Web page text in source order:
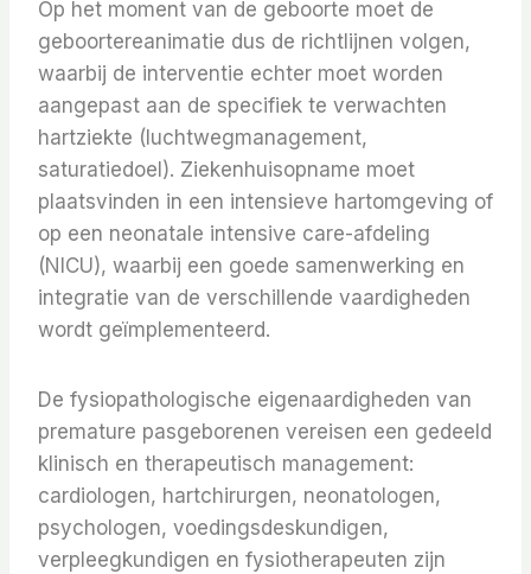
Op het moment van de geboorte moet de
geboortereanimatie dus de richtlijnen volgen,
waarbij de interventie echter moet worden
aangepast aan de specifiek te verwachten
hartziekte (luchtwegmanagement,
saturatiedoel). Ziekenhuisopname moet
plaatsvinden in een intensieve hartomgeving of
op een neonatale intensive care-afdeling
(NICU), waarbij een goede samenwerking en
integratie van de verschillende vaardigheden
wordt geïmplementeerd.
De fysiopathologische eigenaardigheden van
premature pasgeborenen vereisen een gedeeld
klinisch en therapeutisch management:
cardiologen, hartchirurgen, neonatologen,
psychologen, voedingsdeskundigen,
verpleegkundigen en fysiotherapeuten zijn